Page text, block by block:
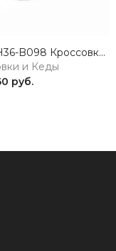
AS112-H36-B098 Кроссовки женские натуральная кожа белый 365
и Кеды
руб.